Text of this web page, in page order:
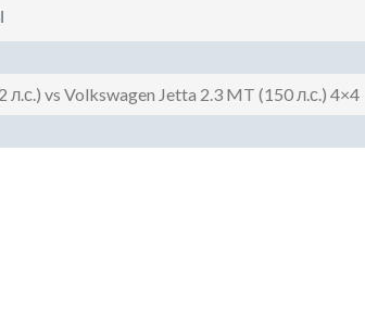
vs Volkswagen Jetta 2.3 MT (150 л.с.) 4×4